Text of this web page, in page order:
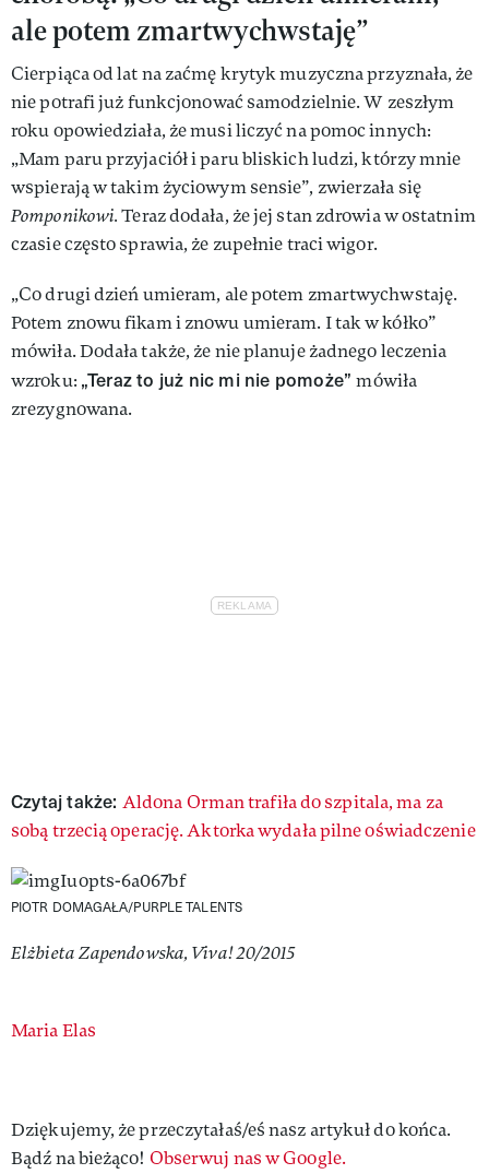
ale potem zmartwychwstaję”
Cierpiąca od lat na zaćmę krytyk muzyczna przyznała, że
nie potrafi już funkcjonować samodzielnie. W zeszłym
roku opowiedziała, że musi liczyć na pomoc innych:
„Mam paru przyjaciół i paru bliskich ludzi, którzy mnie
wspierają w takim życiowym sensie”, zwierzała się
Pomponikowi.Teraz dodała, że jej stan zdrowia w ostatnim
czasie często sprawia, że zupełnie traci wigor.
„Co drugi dzień umieram, ale potem zmartwychwstaję.
Potem znowu fikam i znowu umieram. I tak w kółko”
mówiła. Dodała także, że nie planuje żadnego leczenia
wzroku: „Teraz to już nic mi nie pomoże”mówiła
zrezygnowana.
Czytaj także: Aldona Orman trafiła do szpitala, ma za
sobą trzecią operację. Aktorka wydała pilne oświadczenie
PIOTR DOMAGAŁA/PURPLE TALENTS
Elżbieta Zapendowska, Viva! 20/2015
Authors
Maria Elas
Dziękujemy, że przeczytałaś/eś nasz artykuł do końca.
Bądź na bieżąco! Obserwuj nas w Google.